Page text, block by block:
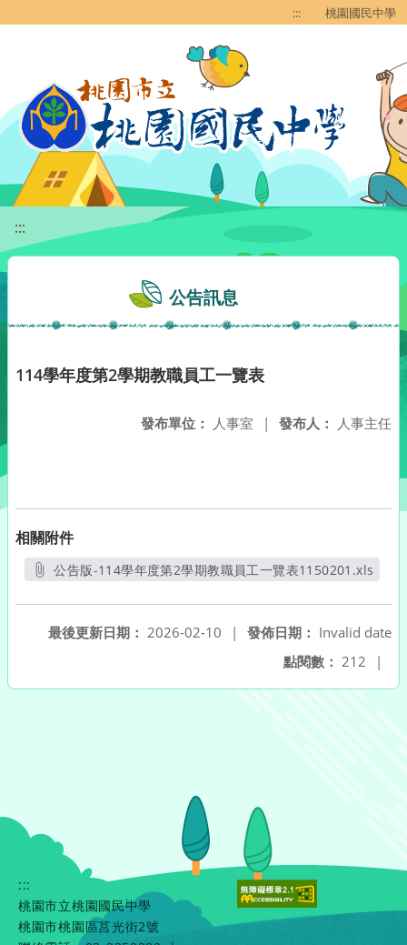
::: 桃園國民中學
:::
公告訊息
114學年度第2學期教職員工一覽表
發布人： 人事主任
發布單位： 人事室 |
相關附件
公告版-114學年度第2學期教職員工一覽表1150201.xls
發佈日期： Invalid date
最後更新日期： 2026-02-10
|
點閱數： 212 |
:::
桃園市立桃園國民中學
桃園市桃園區莒光街2號